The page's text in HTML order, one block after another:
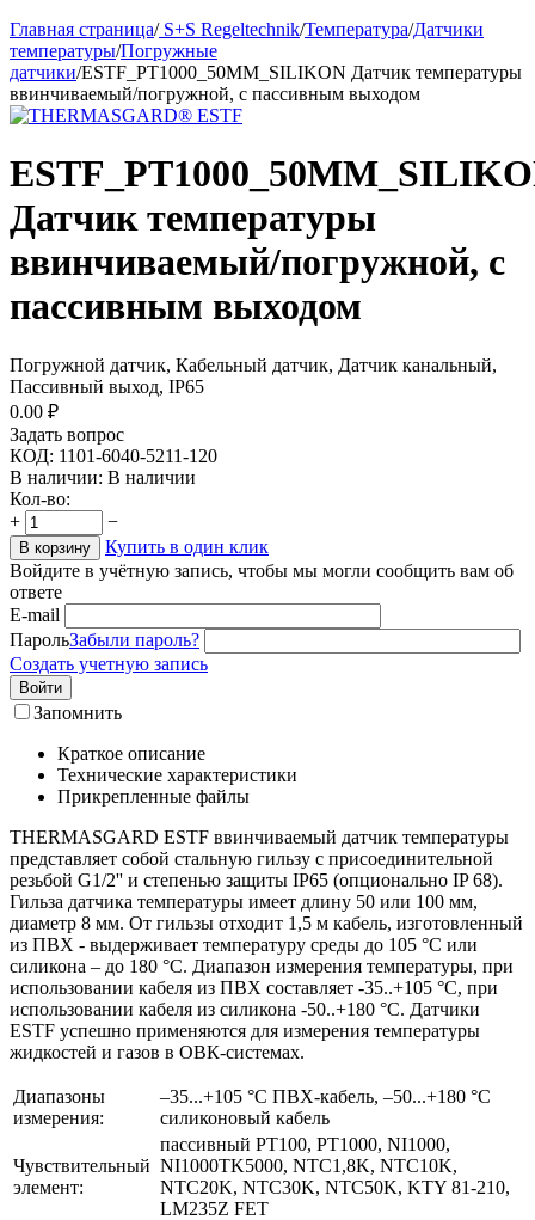
Главная страница/S+S Regeltechnik/Температура/Датчики
температуры/Погружные
датчики/ESTF_PT1000_50MM_SILIKON Датчик температуры
ввинчиваемый/погружной, с пассивным выходом
Датчик температуры
ввинчиваемый/погружной, с
пассивным выходом
Погружной датчик, Кабельный датчик, Датчик канальный,
Пассивный выход, IP65
0.00 ₽
Задать вопрос
КОД: 1101-6040-5211-120
В наличии: В наличии
Кол-во:
+
−
В корзину
Купить в один клик
Войдите в учётную запись, чтобы мы могли сообщить вам об
ответе
E-mail
ПарольЗабыли пароль?
Создать учетную запись
Войти
Запомнить
Краткое описание
Технические характеристики
Прикрепленные файлы
THERMASGARD ESTF ввинчиваемый датчик температуры
представляет собой стальную гильзу с присоединительной
резьбой G1/2'' и степенью защиты IP65 (опционально IP 68).
Гильза датчика температуры имеет длину 50 или 100 мм,
диаметр 8 мм. От гильзы отходит 1,5 м кабель, изготовленный
из ПВХ - выдерживает температуру среды до 105 °C или
силикона – до 180 °C. Диапазон измерения температуры, при
использовании кабеля из ПВХ составляет -35..+105 °C, при
использовании кабеля из силикона -50..+180 °C. Датчики
ESTF успешно применяются для измерения температуры
жидкостей и газов в ОВК-системах.
Диапазоны
измерения:
–35...+105 °C ПВХ-кабель, –50...+180 °C
силиконовый кабель
Чувствительный
элемент:
пассивный PT100, PT1000, NI1000,
NI1000TK5000, NTC1,8K, NTC10K,
NTC20K, NTC30K, NTC50K, KTY 81-210,
LM235Z FET